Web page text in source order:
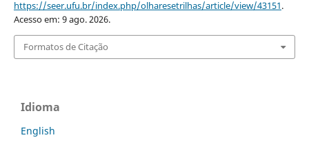
https://seer.ufu.br/index.php/olharesetrilhas/article/view/43151.
Acesso em: 9 ago. 2026.
Formatos de Citação
Idioma
English